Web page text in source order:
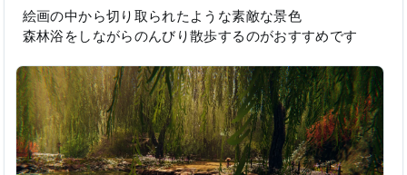
絵画の中から切り取られたような素敵な景色
森林浴をしながらのんびり散歩するのがおすすめです